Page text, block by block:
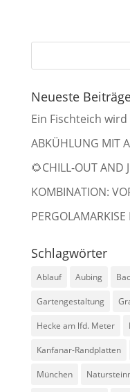
Neueste
Ein Fischteich
ABKÜHLUNG MIT
🌻CHILL-OUT AND
KOMBINATION:
Schlagwörter
Ablauf Aubing
Gartengestaltung
Hecke am lfd. Meter
Kanfanar-Randplatten
München